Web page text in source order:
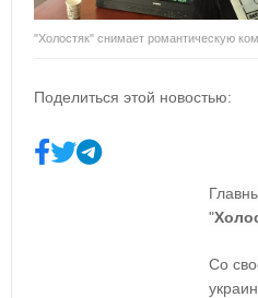
"Холостяк" снимает романтическую
Поделиться этой новостью:
"
Со